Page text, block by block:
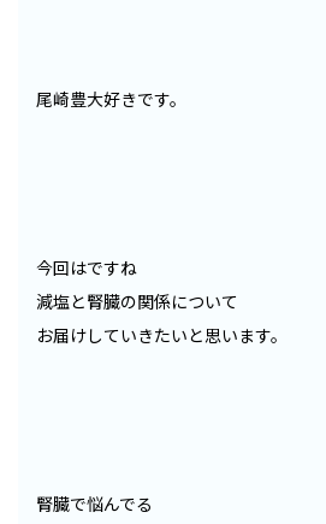
尾崎豊大好きです。
今回はですね
減塩と腎臓の関係について
お届けしていきたいと思います。
腎臓で悩んでる